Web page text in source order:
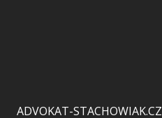
ADVOKAT-STACHOWIAK.CZ